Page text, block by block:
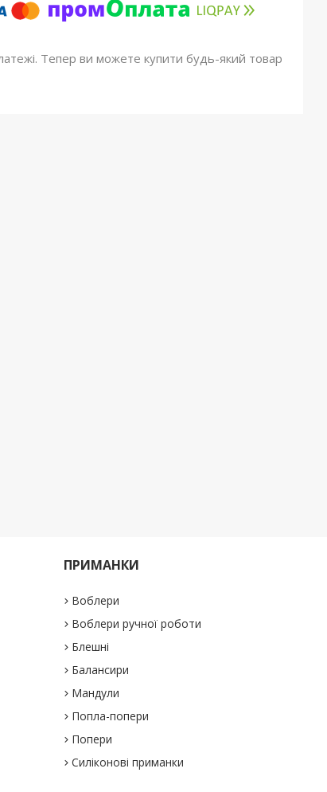
Тепер ви можете купити будь-який товар
ПРИМАНКИ
Воблери
Воблери ручної роботи
Блешні
Балансири
Мандули
Попла-попери
Попери
Силіконові приманки